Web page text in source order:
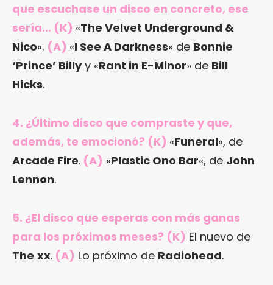
que escuchase un disco en concreto, ese
sería… (K) «The Velvet Underground &
Nico«. (A) «I See A Darkness» de Bonnie
‘Prince’ Billyy «Rant in E-Minor» de Bill
Hicks.
4. ¿Último disco que compraste y que,
además, te emocionó? (K) «Funeral«, de
Arcade Fire. (A) «Plastic Ono Bar«, de John
Lennon.
5. ¿El disco que esperas con más ganas
para los próximos meses? (K) El nuevo de
The xx. (A) Lo próximo de Radiohead.